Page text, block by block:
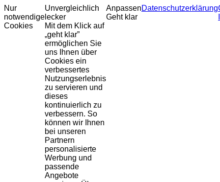
Nur
notwendige
Cookies
Unvergleichlich
lecker
Mit dem Klick auf
„geht klar”
ermöglichen Sie
uns Ihnen über
Cookies ein
verbessertes
Nutzungserlebnis
zu servieren und
dieses
kontinuierlich zu
verbessern. So
können wir Ihnen
bei unseren
Partnern
personalisierte
Werbung und
passende
Angebote
Anpassen
Geht klar
Datenschutzerklärung